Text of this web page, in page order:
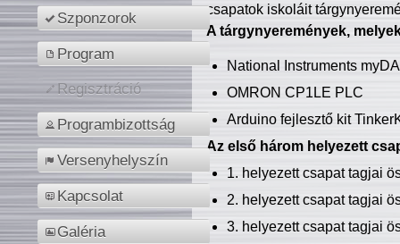
Szponzorok
Program
Regisztráció
Programbizottság
Versenyhelyszín
Kapcsolat
Galéria
csapatok iskoláit
A tárgynyeremények,
National Instruments
OMRON CP1LE PLC
Arduino fejlesztő kit
Az első három helyezett
1. helyezett csapat tagjai
2. helyezett csapat tagjai
3. helyezett csapat tagjai